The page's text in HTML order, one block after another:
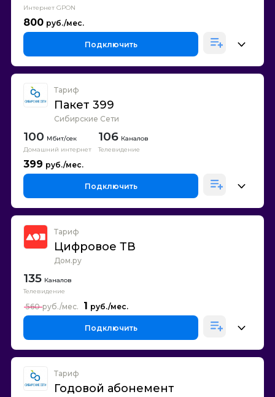
Интернет GPON
800
Подключить
Тариф
Пакет 399
Сибирские Сети
100
Домашний интернет
106 Каналов
Телевидение
399
Подключить
Тариф
Цифровое ТВ
Дом.ру
135 Каналов
Телевидение
1
560
Подключить
Тариф
Годовой абонемент